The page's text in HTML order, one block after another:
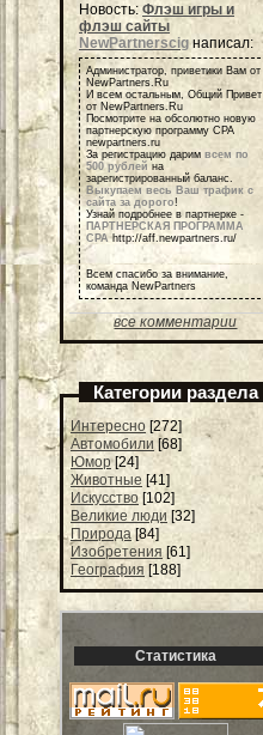
Новость: Флэш игры и
флэш сайты
NewPartnerscig написал:
Администратор, приветики Вам от
NewPartners.Ru
И всем остальным, Общий Привет
от NewPartners.Ru
Посмотрите на обсолютно новую
партнерскую программу СРА
newpartners.ru
За регистрацию дарим всем по
500 рублей на
зарегистрированный баланс.
Выкупаем весь Ваш трафик с
сайта за дорого!
Узнай подробнее в партнерке -
ПАРТНЕРСКАЯ ПРОГРАММА
СРАhttp://aff.newpartners.ru/
Всем спасибо за внимание,
команда NewPartners
все комментарии
Категории раздела
Интересно [272]
Автомобили [68]
Юмор [24]
Животные [41]
Искусство [102]
Великие люди [32]
Природа [84]
Изобретения [61]
География [188]
Статистика